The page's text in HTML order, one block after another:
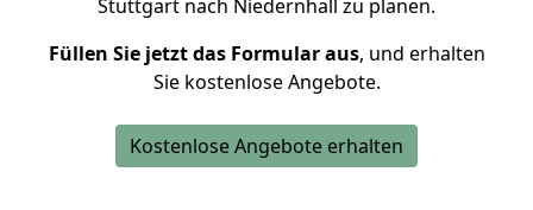
Stuttgart nach Niedernhall zu planen.
Füllen Sie jetzt das Formular aus, und erhalten
Sie kostenlose Angebote.
Kostenlose Angebote erhalten